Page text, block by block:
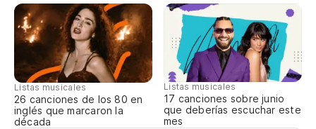
Listas musicales
26 canciones de los 80 en
inglés que marcaron la
década
Listas musicales
17 canciones sobre junio
que deberías escuchar este
mes